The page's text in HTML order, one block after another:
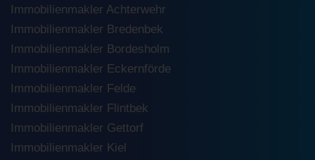
Immobilienmakler Achterwehr
Immobilienmakler Bredenbek
Immobilienmakler Bordesholm
Immobilienmakler Eckernförde
Immobilienmakler Felde
Immobilienmakler Flintbek
Immobilienmakler Gettorf
Immobilienmakler Kiel